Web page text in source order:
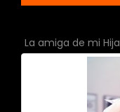
La amiga de mi Hija